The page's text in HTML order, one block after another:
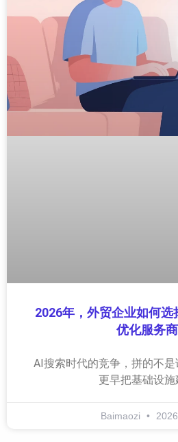
2026年，外贸企业如何选
优化服务
AI搜索时代的竞争，拼的不
更早把基础设施
Baimaozi